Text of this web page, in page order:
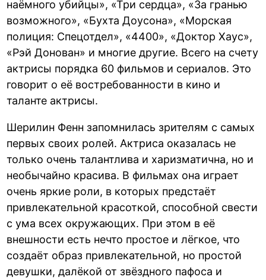
наёмного убийцы», «Три сердца», «За гранью
возможного», «Бухта Доусона», «Морская
полиция: Спецотдел», «4400», «Доктор Хаус»,
«Рэй Донован» и многие другие. Всего на счету
актрисы порядка 60 фильмов и сериалов. Это
говорит о её востребованности в кино и
таланте актрисы.
Шерилин Фенн запомнилась зрителям с самых
первых своих ролей. Актриса оказалась не
только очень талантлива и харизматична, но и
необычайно красива. В фильмах она играет
очень яркие роли, в которых предстаёт
привлекательной красоткой, способной свести
с ума всех окружающих. При этом в её
внешности есть нечто простое и лёгкое, что
создаёт образ привлекательной, но простой
девушки, далёкой от звёздного пафоса и